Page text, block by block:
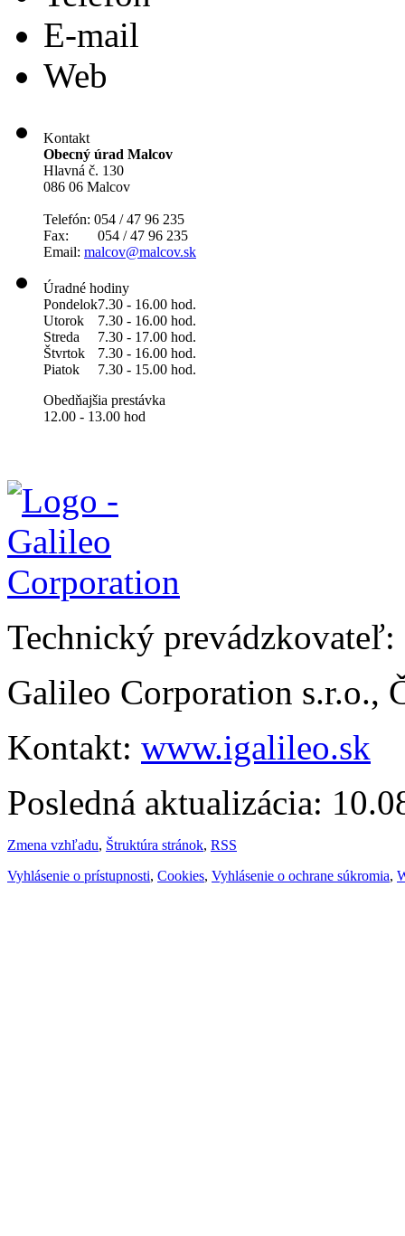
E-mail
Web
Kontakt
Obecný úrad Malcov
Hlavná č. 130
086 06 Malcov
Telefón: 054 / 47 96 235
Fax: 054 / 47 96 235
Email: malcov@malcov.sk
Úradné hodiny
Pondelok7.30 - 16.00 hod.
Utorok
7.30 - 16.00 hod.
Streda
7.30 - 17.00 hod.
Štvrtok
7.30 - 16.00 hod.
Piatok
7.30 - 15.00 hod.
Obedňajšia prestávka
12.00 - 13.00 hod
Technický prevádzkovateľ:
Galileo Corporation s.r.o.,
Kontakt: www.igalileo.sk
Posledná aktualizácia:
Zmena vzhľadu, Štruktúra stránok, RSS
Vyhlásenie o prístupnosti, Cookies, Vyhlásenie o ochrane súkromia,